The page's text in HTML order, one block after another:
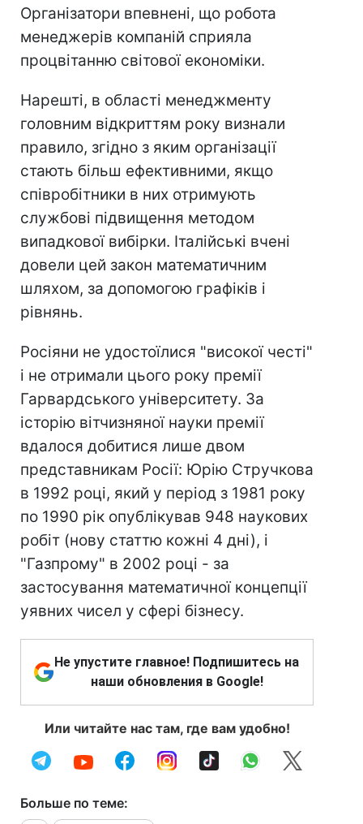
Організатори впевнені, що робота
менеджерів компаній сприяла
процвітанню світової економіки.
Нарешті, в області менеджменту
головним відкриттям року визнали
правило, згідно з яким організації
стають більш ефективними, якщо
співробітники в них отримують
службові підвищення методом
випадкової вибірки. Італійські вчені
довели цей закон математичним
шляхом, за допомогою графіків і
рівнянь.
Росіяни не удостоїлися "високої честі"
і не отримали цього року премії
Гарвардського університету. За
історію вітчизняної науки премії
вдалося добитися лише двом
представникам Росії: Юрію Стручкова
в 1992 році, який у період з 1981 року
по 1990 рік опублікував 948 наукових
робіт (нову статтю кожні 4 дні), і
"Газпрому" в 2002 році - за
застосування математичної концепції
уявних чисел у сфері бізнесу.
Не упустите главное! Подпишитесь на
наши обновления в Google!
Или читайте нас там, где вам удобно!
Больше по теме: